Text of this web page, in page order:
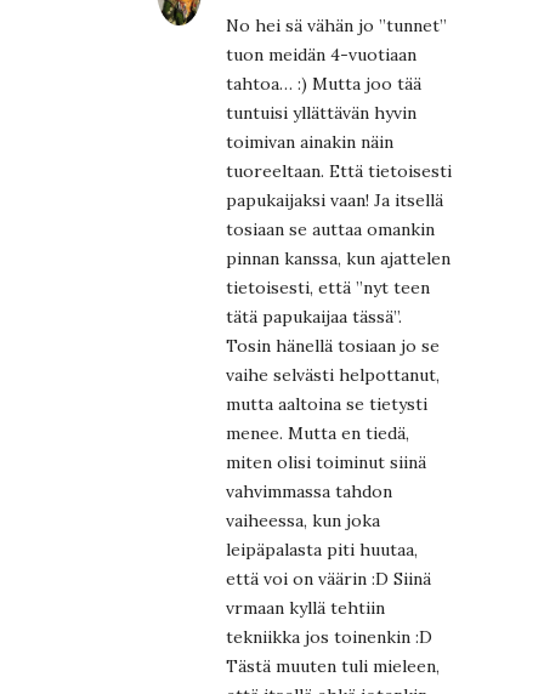
No hei sä vähän jo ”tunnet”
tuon meidän 4-vuotiaan
tahtoa… :) Mutta joo tää
tuntuisi yllättävän hyvin
toimivan ainakin näin
tuoreeltaan. Että tietoisesti
papukaijaksi vaan! Ja itsellä
tosiaan se auttaa omankin
pinnan kanssa, kun ajattelen
tietoisesti, että ”nyt teen
tätä papukaijaa tässä”.
Tosin hänellä tosiaan jo se
vaihe selvästi helpottanut,
mutta aaltoina se tietysti
menee. Mutta en tiedä,
miten olisi toiminut siinä
vahvimmassa tahdon
vaiheessa, kun joka
leipäpalasta piti huutaa,
että voi on väärin :D Siinä
vrmaan kyllä tehtiin
tekniikka jos toinenkin :D
Tästä muuten tuli mieleen,